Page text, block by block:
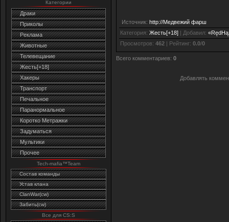
Категории
Драки
Приколы
Реклама
Животные
Телевещание
Жесть[+18]
Хакеры
Транспорт
Печальное
Паранормальное
Коротко Метражки
Задуматься
Мультики
Прочее
Tech-mafia™Team
Состав команды
Устав клана
ClanWar(cw)
Забить(cw)
Все для CS:S
Источник: http://Медвежий фарш
Категория: Жесть[+18] | Добавил:
Просмотров: 462 | Рейтинг: 0.0/0
Всего комментариев: 0
Добавлять